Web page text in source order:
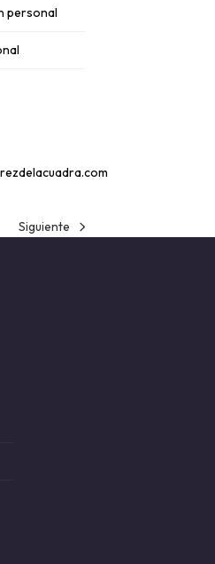
personal
next
Siguiente